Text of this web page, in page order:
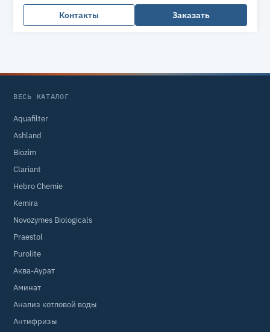
Контакты Заказать
ВЕСЬ КАТАЛОГ
Aquafilter
Ashland
Biozim
Clariant
Hebro Chemie
Kemira
Novozymes Biologicals
Praestol
Purolite
Аква-Аурат
Аминат
Анализ котловой воды
Антифризы